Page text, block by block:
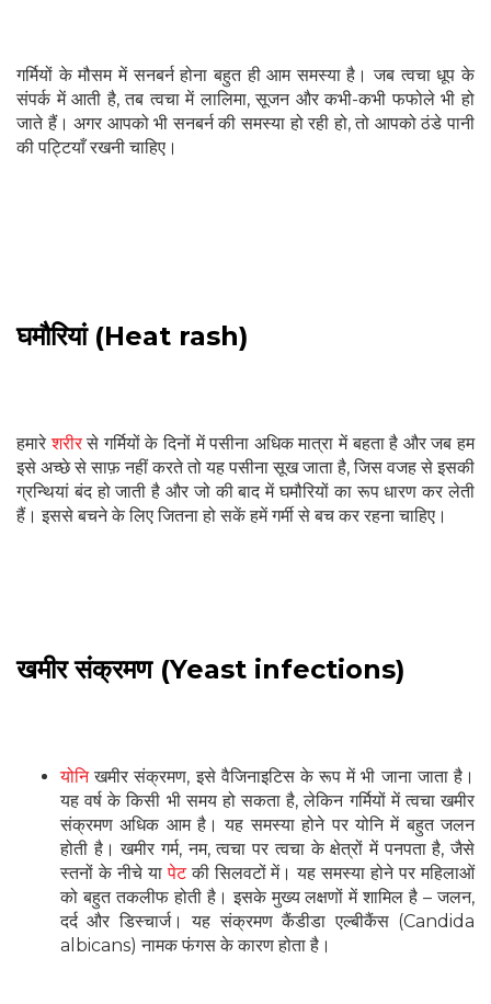
गर्मियों के मौसम में सनबर्न होना बहुत ही आम समस्या है। जब त्वचा धूप के
संपर्क में आती है, तब त्वचा में लालिमा, सूजन और कभी-कभी फफोले भी हो
जाते हैं। अगर आपको भी सनबर्न की समस्या हो रही हो, तो आपको ठंडे पानी
की पट्टियाँ रखनी चाहिए।
घमौरियां (Heat rash)
हमारेशरीरसे गर्मियों के दिनों में पसीना अधिक मात्रा में बहता है और जब हम
इसे अच्छे से साफ़ नहीं करते तो यह पसीना सूख जाता है, जिस वजह से इसकी
ग्रन्थियां बंद हो जाती है और जो की बाद में घमौरियों का रूप धारण कर लेती
हैं। इससे बचने के लिए जितना हो सकें हमें गर्मी से बच कर रहना चाहिए।
खमीर संक्रमण (Yeast infections)
योनिखमीर संक्रमण, इसे वैजिनाइटिस के रूप में भी जाना जाता है।
यह वर्ष के किसी भी समय हो सकता है, लेकिन गर्मियों में त्वचा खमीर
संक्रमण अधिक आम है। यह समस्या होने पर योनि में बहुत जलन
होती है। खमीर गर्म, नम, त्वचा पर त्वचा के क्षेत्रों में पनपता है, जैसे
स्तनों के नीचे यापेटकी सिलवटों में। यह समस्या होने पर महिलाओं
को बहुत तकलीफ होती है। इसके मुख्य लक्षणों में शामिल है – जलन,
दर्द और डिस्चार्ज। यह संक्रमण कैंडीडा एल्बीकैंस (Candida
albicans) नामक फंगस के कारण होता है।